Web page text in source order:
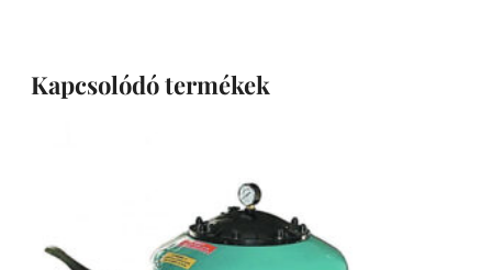
Kapcsolódó termékek